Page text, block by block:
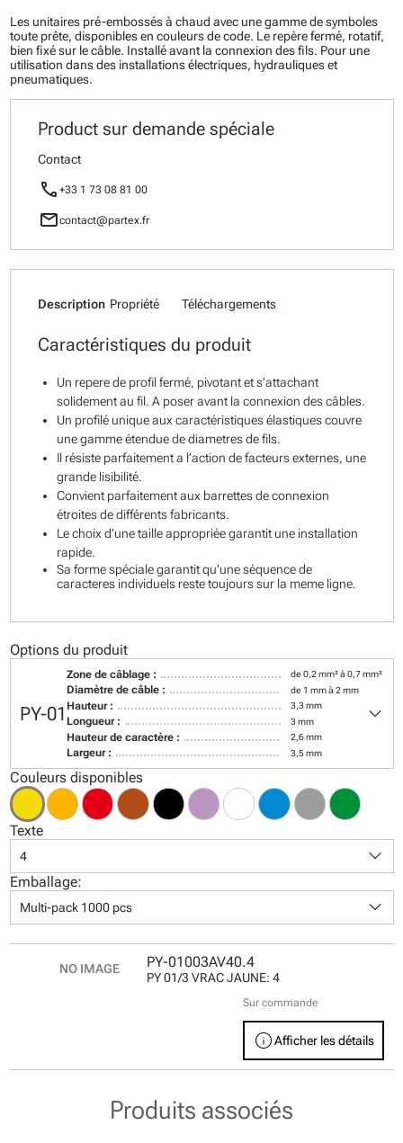
Les unitaires pré-embossés à chaud avec une gamme de symboles
toute prête, disponibles en couleurs de code. Le repère fermé, rotatif,
bien fixé sur le câble. Installé avant la connexion des fils. Pour une
utilisation dans des installations électriques, hydrauliques et
pneumatiques.
Product sur demande spéciale
Contact
call +33 1 73 08 81 00
mailcontact@partex.fr
Description Propriété Téléchargements
Caractéristiques du produit
Un repere de profil fermé, pivotant et s’attachant
solidement au fil. A poser avant la connexion des câbles.
Un profilé unique aux caractéristiques élastiques couvre
une gamme étendue de diametres de fils.
Il résiste parfaitement a l’action de facteurs externes, une
grande lisibilité.
Convient parfaitement aux barrettes de connexion
étroites de différents fabricants.
Le choix d’une taille appropriée garantit une installation
rapide.
Sa forme spéciale garantit qu’une séquence de
caracteres individuels reste toujours sur la meme ligne.
Options du produit
PY-01
Zone de câblage : de 0,2 mm² à 0,7 mm²
Diamètre de câble : de 1 mm à 2 mm
Hauteur : 3,3 mm
Longueur : 3 mm
Hauteur de caractère : 2,6 mm
Largeur : 3,5 mm
keyboard_arrow_down
Couleurs disponibles
Texte
4 keyboard_arrow_down
Emballage:
Multi-pack 1000 pcs keyboard_arrow_down
PY-01003AV40.4
PY 01/3 VRAC JAUNE: 4
Sur commande
infoAfficher les détails
Produits associés